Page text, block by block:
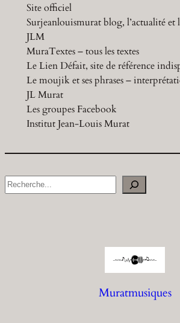
Site officiel
Surjeanlouismurat blog, l’actualité et
JLM
MuraTextes – tous les textes
Le Lien Défait, site de référence
Le moujik et ses phrases –
JL Murat
Les groupes Facebook
Institut Jean-Louis Murat
S
Muratmusiques